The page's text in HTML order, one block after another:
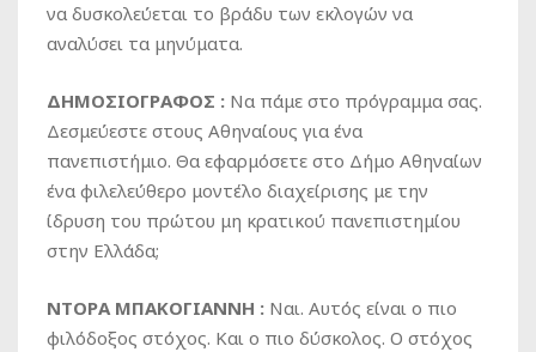
να δυσκολεύεται το βράδυ των εκλογών να
αναλύσει τα μηνύματα.
ΔΗΜΟΣΙΟΓΡΑΦΟΣ : Να πάμε στο πρόγραμμα σας.
Δεσμεύεστε στους Αθηναίους για ένα
πανεπιστήμιο. Θα εφαρμόσετε στο Δήμο Αθηναίων
ένα φιλελεύθερο μοντέλο διαχείρισης με την
ίδρυση του πρώτου μη κρατικού πανεπιστημίου
στην Ελλάδα;
ΝΤΟΡΑ ΜΠΑΚΟΓΙΑΝΝΗ : Ναι. Αυτός είναι ο πιο
φιλόδοξος στόχος. Και ο πιο δύσκολος. Ο στόχος